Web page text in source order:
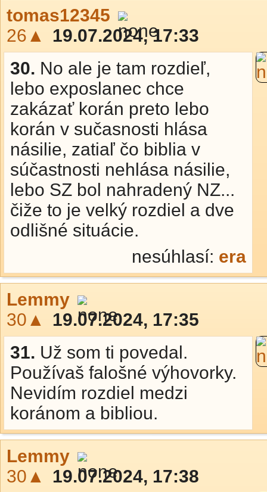
tomas12345
26▲
19.07.2024, 17:33
30. No ale je tam rozdieľ,
lebo exposlanec chce
zakázať korán preto lebo
korán v sučasnosti hlása
násilie, zatiaľ čo biblia v
súčastnosti nehlása násilie,
lebo SZ bol nahradený NZ...
čiže to je velký rozdiel a dve
odlišné situácie.
nesúhlasí: era
Lemmy
30▲
19.07.2024, 17:35
31. Už som ti povedal.
Používaš falošné výhovorky.
Nevidím rozdiel medzi
koránom a bibliou.
Lemmy
30▲
19.07.2024, 17:38